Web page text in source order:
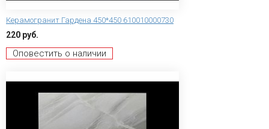
Керамогранит Гардена 450*450 610010000730
220 руб.
Оповестить о наличии